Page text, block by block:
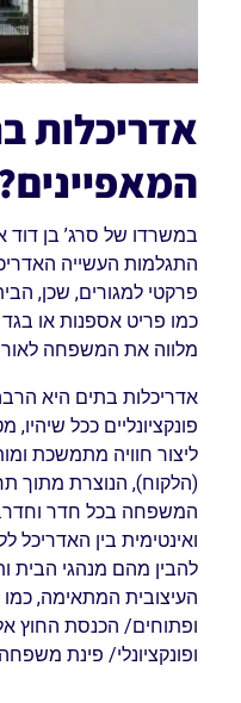
אדריכלות
במשרדו של סרג’ בן דוד
התגלמות העשייה
פרקטי למגורים, שכן,
כמו פריט אספנות או
מלווה את המשפחה
אדריכלות בתים היא
פונקציונליים ככל
ליצור חוויה מתמשכת
(הלקוח), הנוצרת מתוך
המשפחה בכל חדר
ואינטימית בין
להבין מהם מנהגי הבית
העיצובית המתאימה,
ופתוחים/ הכנסת החוץ
ופונקציונלי/ פינת